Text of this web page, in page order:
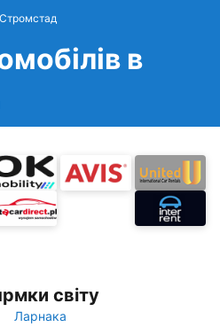
Стромстад
в
світу
Ларнака